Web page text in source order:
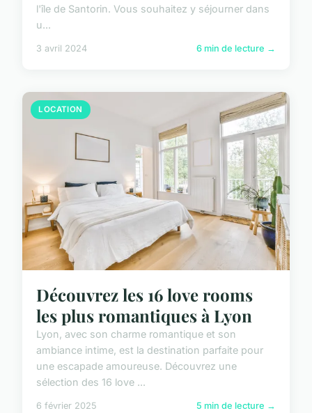
l'île de Santorin. Vous souhaitez y séjourner dans
u...
3 avril 2024 6 min de lecture →
LOCATION
Découvrez les 16 love rooms
les plus romantiques à Lyon
Lyon, avec son charme romantique et son
ambiance intime, est la destination parfaite pour
une escapade amoureuse. Découvrez une
sélection des 16 love ...
6 février 2025 5 min de lecture →